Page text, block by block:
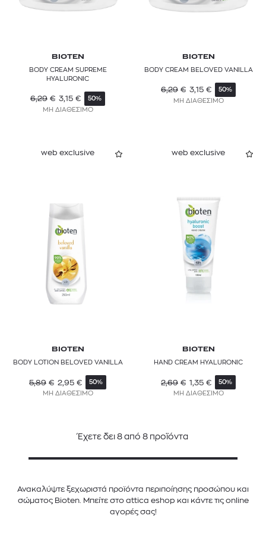
BIOTEN
BODY CREAM SUPREME
HYALURONIC
6,29 € 3,15 € 50%
ΜΗ ΔΙΑΘΕΣΙΜΟ
BIOTEN
BODY CREAM BELOVED VANILLA
6,29 € 3,15 € 50%
ΜΗ ΔΙΑΘΕΣΙΜΟ
web exclusive
BIOTEN
BODY LOTION BELOVED VANILLA
5,89 € 2,95 € 50%
ΜΗ ΔΙΑΘΕΣΙΜΟ
web exclusive
BIOTEN
HAND CREAM HYALURONIC
2,69 € 1,35 € 50%
ΜΗ ΔΙΑΘΕΣΙΜΟ
Έχετε δει 8 από 8 προϊόντα
Ανακαλύψτε ξεχωριστά προϊόντα περιποίησης προσώπου και
σώματος Bioten. Μπείτε στο attica eshop και κάντε τις online
αγορές σας!